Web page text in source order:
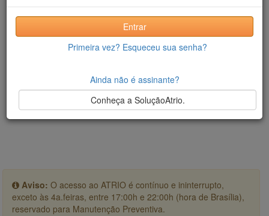
Aviso: O acesso ao ATRIO é contínuo e ininterrupto,
exceto às 4a.feiras, entre 17:00h e 22:00h (hora de Brasília),
reservado para Manutenção Preventiva.
Entrar
Primeira vez? Esqueceu sua senha?
Ainda não é assinante?
Conheça a SoluçãoAtrio.